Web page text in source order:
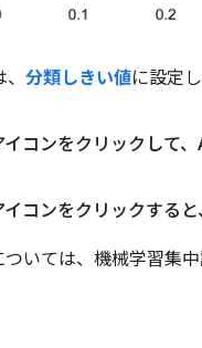
分類しきい値に設定
イコンをクリックして、
イコンをクリックする
ついては、機械学習集